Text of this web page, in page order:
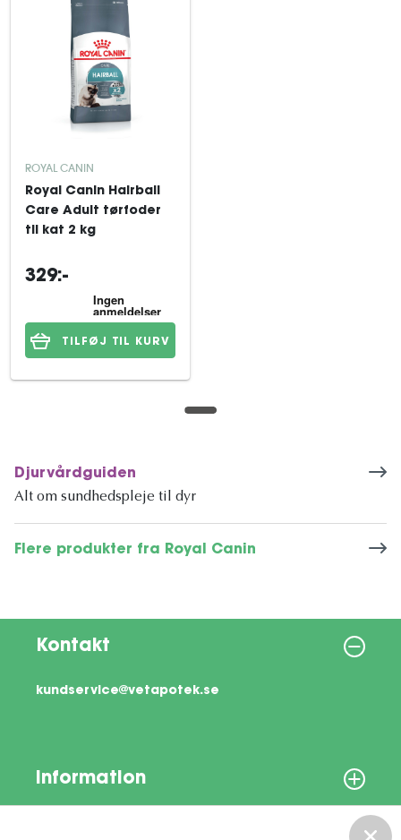
ROYAL CANIN
Royal Canin Hairball
Care Adult tørfoder
til kat 2 kg
329:-
TILFØJ TIL KURV
Djurvårdguiden
Alt om sundhedspleje til dyr
Flere produkter fra Royal Canin
Kontakt
kundservice@vetapotek.se
Information